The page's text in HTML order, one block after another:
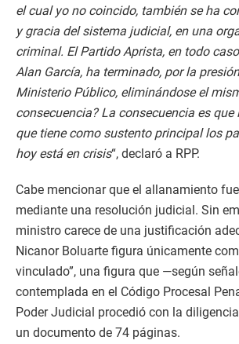
el cual yo no coincido, también se ha
y gracia del sistema judicial, en una
criminal. El Partido Aprista, en todo
Alan García, ha terminado, por la
Ministerio Público, eliminándose el
consecuencia? La consecuencia es que
que tiene como sustento principal los
hoy está en crisis“, declaró a RPP.
Cabe mencionar que el allanamiento
mediante una resolución judicial. Sin
ministro carece de una justificación
Nicanor Boluarte figura únicamente
vinculado”, una figura que —según
contemplada en el Código Procesal
Poder Judicial procedió con la
un documento de 74 páginas.